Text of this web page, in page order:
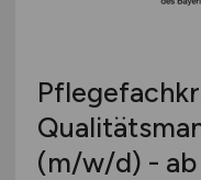
Mecklenburg-
Niedersachsen
Nordrhein-
(m/w/d) -